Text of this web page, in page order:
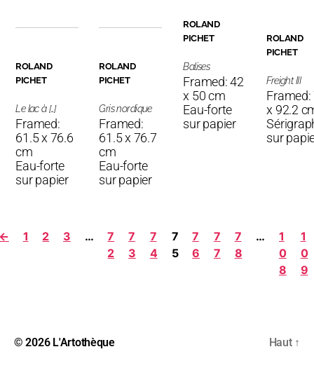
ROLAND
PICHET
Balises
Framed: 42
x 50 cm
Eau-forte
sur papier
ROLAND
PICHET
Freight III
Framed:
x 92.2
sur
ROLAND
PICHET
Le lac à [...]
Framed:
61.5 x 76.6
cm
Eau-forte
sur papier
ROLAND
PICHET
Gris nordique
Framed:
61.5 x 76.7
cm
Eau-forte
sur papier
1 2 3 …
7
2
7
3
7
4
7
5
7
6
7
7
7
8
…
1
0
8
1
0
9
© 2026 L'Artothèque Haut ↑